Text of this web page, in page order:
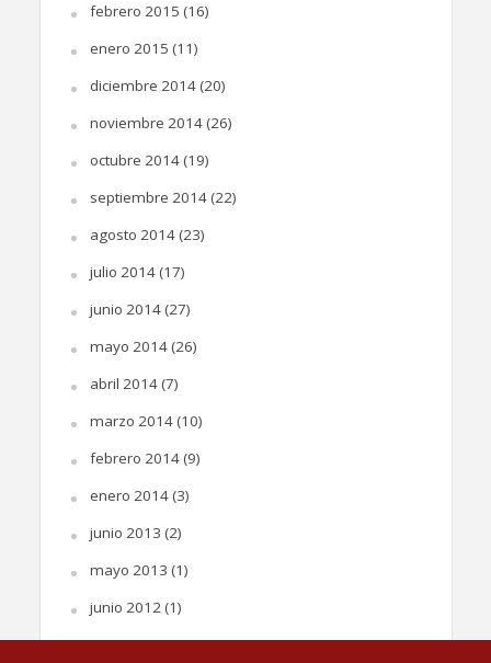
febrero 2015 (16)
enero 2015 (11)
diciembre 2014(20)
noviembre 2014(26)
octubre 2014(19)
septiembre 2014(22)
agosto 2014(23)
julio 2014(17)
junio 2014(27)
mayo 2014(26)
abril 2014(7)
marzo 2014(10)
febrero 2014(9)
enero 2014(3)
junio 2013 (2)
mayo 2013 (1)
junio 2012(1)